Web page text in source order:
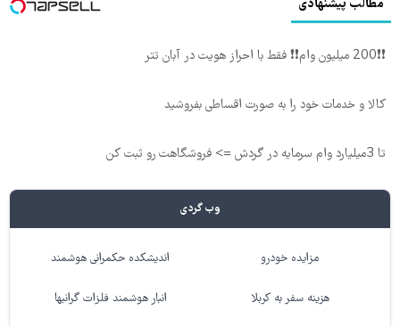
مطالب پیشنهادی
❗❗200 میلیون وام❗❗ فقط با احراز هویت در آبان تتر
کالا و خدمات خود را به صورت اقساطی بفروشید
تا 3میلیارد وام سرمایه در گردش => فروشگاهت رو ثبت کن
وب گردی
مزایده خودرو اندیشکده حکمرانی هوشمند
هزینه سفر به کربلا انبار هوشمند فلزات گرانبها